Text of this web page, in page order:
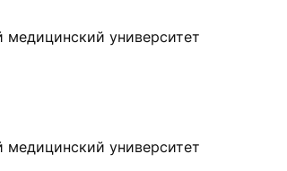
медицинский университет
медицинский университет